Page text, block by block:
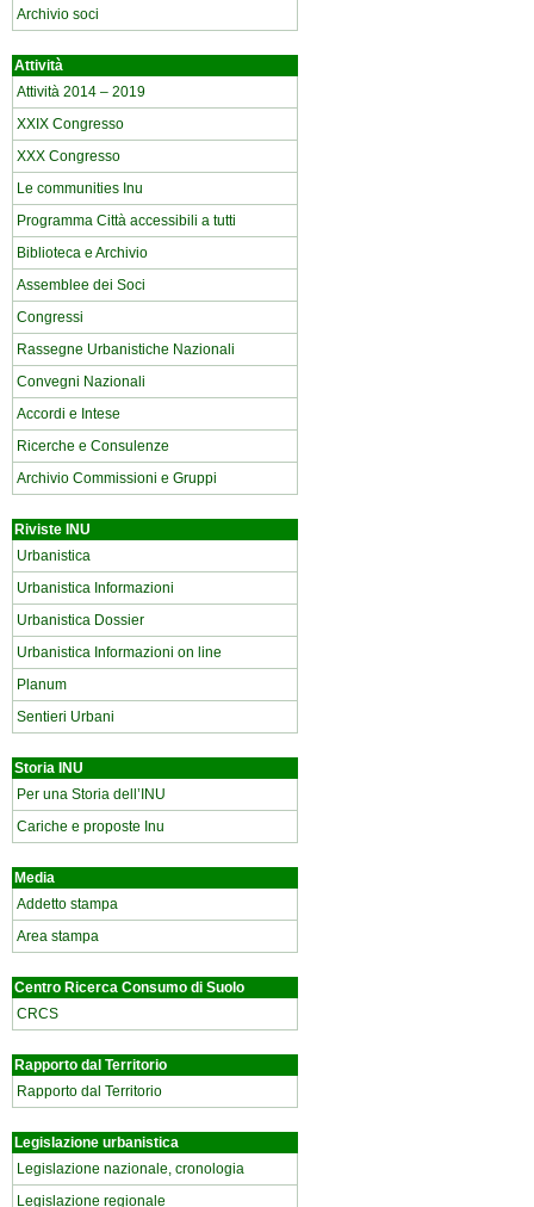
Archivio soci
Attività
Attività 2014 – 2019
XXIX Congresso
XXX Congresso
Le communities Inu
Programma Città accessibili a tutti
Biblioteca e Archivio
Assemblee dei Soci
Congressi
Rassegne Urbanistiche Nazionali
Convegni Nazionali
Accordi e Intese
Ricerche e Consulenze
Archivio Commissioni e Gruppi
Riviste INU
Urbanistica
Urbanistica Informazioni
Urbanistica Dossier
Urbanistica Informazioni on line
Planum
Sentieri Urbani
Storia INU
Per una Storia dell’INU
Cariche e proposte Inu
Media
Addetto stampa
Area stampa
Centro Ricerca Consumo di Suolo
CRCS
Rapporto dal Territorio
Rapporto dal Territorio
Legislazione urbanistica
Legislazione nazionale, cronologia
Legislazione regionale